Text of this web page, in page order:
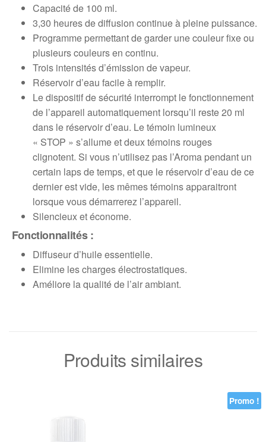
Capacité de 100 ml.
3,30 heures de diffusion continue à pleine puissance.
Programme permettant de garder une couleur fixe ou
plusieurs couleurs en continu.
Trois intensités d’émission de vapeur.
Réservoir d’eau facile à remplir.
Le dispositif de sécurité interrompt le fonctionnement
de l’appareil automatiquement lorsqu’il reste 20 ml
dans le réservoir d’eau. Le témoin lumineux
« STOP » s’allume et deux témoins rouges
clignotent. Si vous n’utilisez pas l’Aroma pendant un
certain laps de temps, et que le réservoir d’eau de ce
dernier est vide, les mêmes témoins apparaitront
lorsque vous démarrerez l’appareil.
Silencieux et économe.
Fonctionnalités :
Diffuseur d’huile essentielle.
Elimine les charges électrostatiques.
Améliore la qualité de l’air ambiant.
Produits similaires
Promo !